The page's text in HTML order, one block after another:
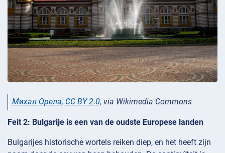
Михал Орела, CC BY 2.0, via Wikimedia Commons
Feit 2: Bulgarije is een van de oudste Europese landen
Bulgarijes historische wortels reiken diep, en het heeft zijn